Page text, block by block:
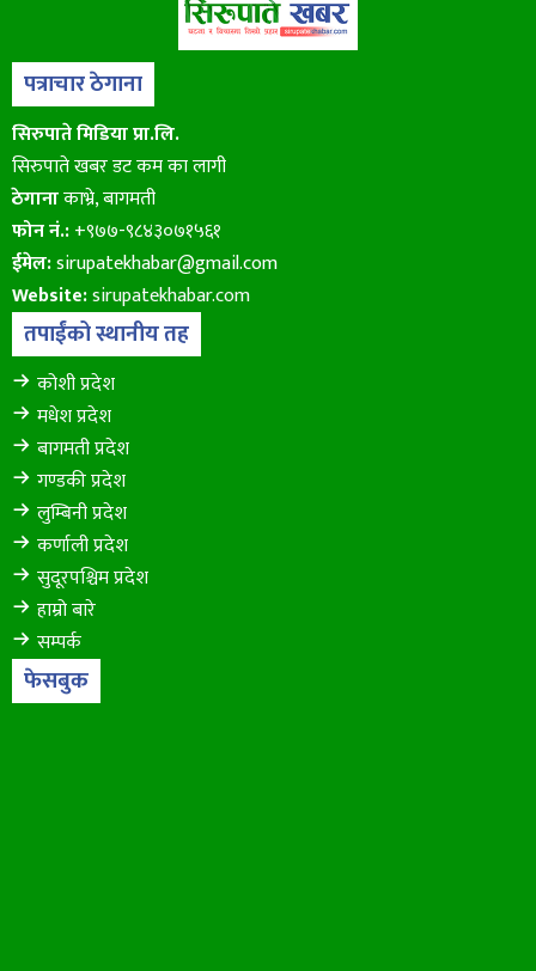
पत्राचार ठेगाना
सिरुपाते मिडिया प्रा.लि.
सिरुपाते खबर डट कम का लागी
ठेगानाकाभ्रे, बागमती
फोन नं.:+९७७-९८४३०७१५६१
ईमेल:sirupatekhabar@gmail.com
Website:sirupatekhabar.com
तपाईंको स्थानीय तह
कोशी प्रदेश
मधेश प्रदेश
बागमती प्रदेश
गण्डकी प्रदेश
लुम्बिनी प्रदेश
कर्णाली प्रदेश
सुदूरपश्चिम प्रदेश
हाम्रो बारे
सम्पर्क
फेसबुक